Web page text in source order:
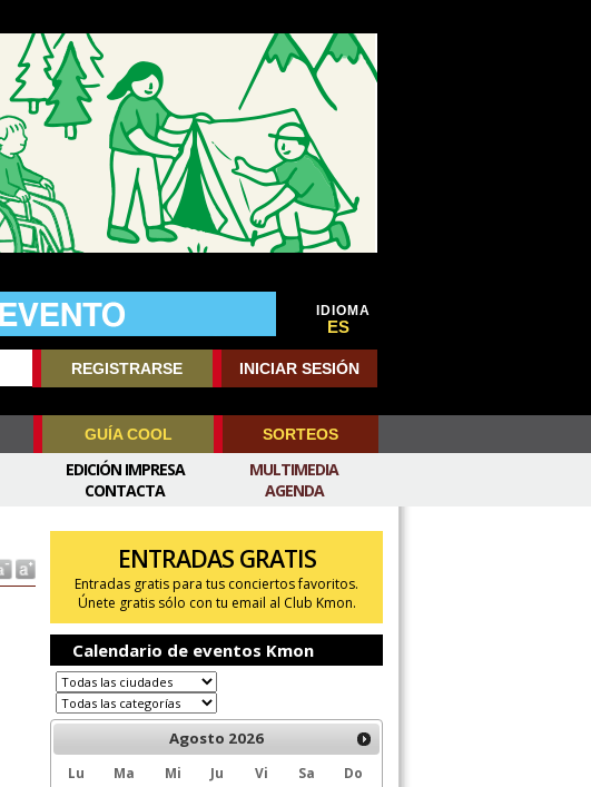
IDIOMA
ES
REGISTRARSE INICIAR SESIÓN
GUÍA COOL SORTEOS
MULTIMEDIA
AGENDA
EDICIÓN IMPRESA
CONTACTA
ENTRADAS GRATIS
Entradas gratis para tus conciertos favoritos.
Únete gratis sólo con tu email al Club Kmon.
Calendario de eventos Kmon
Agosto 2026
Lu Ma Mi Ju Vi Sa
Do